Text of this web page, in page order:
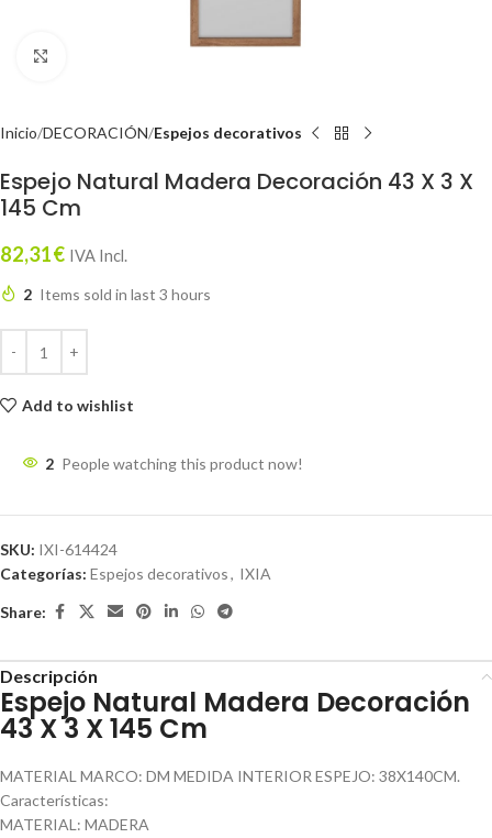
Inicio DECORACIÓN Espejos decorativos
Espejo Natural Madera Decoración 43 X 3 X
145 Cm
82,31€ IVA Incl.
2 Items sold in last 3 hours
Add to wishlist
2 People watching this product now!
SKU: IXI-614424
Categorías: Espejos decorativos, IXIA
Share:
Descripción
Espejo Natural Madera Decoración
43 X 3 X 145 Cm
MATERIAL MARCO: DM MEDIDA INTERIOR ESPEJO: 38X140CM.
Características:
MATERIAL: MADERA